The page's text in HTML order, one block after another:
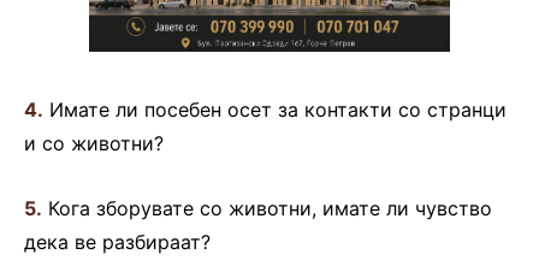
4. Имате ли посебен осет за контакти со странци
и со животни?
5. Кога зборувате со животни, имате ли чувство
дека ве разбираат?